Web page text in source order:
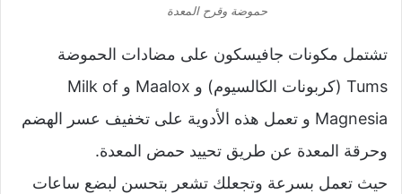
حموضة وقرح المعدة
تشتمل مكونات جافيسكون على مضادات الحموضة
Tums (كربونات الكالسيوم) و Maalox و Milk of
Magnesia و تعمل هذه الأدوية على تخفيف عسر الهضم
وحرقة المعدة عن طريق تحييد حمض المعدة.
حيث تعمل بسرعة وتجعلك تشعر بتحسن لبضع ساعات